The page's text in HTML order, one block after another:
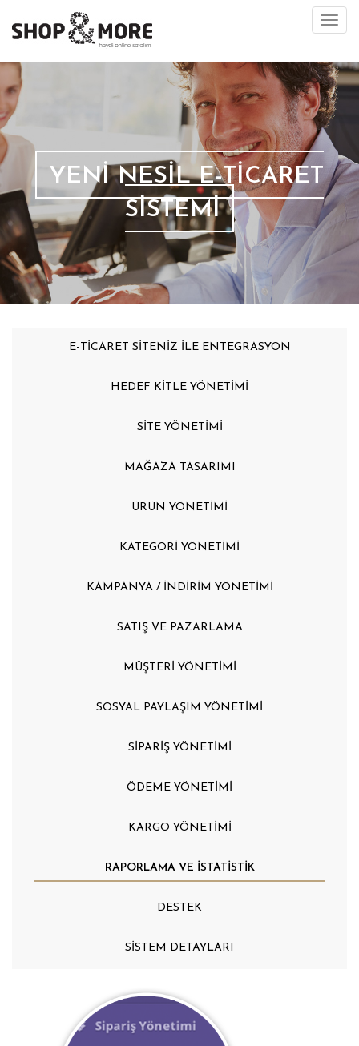
YENİ NESİL E-TİCARET
SİSTEMİ
E-TİCARET SİTENİZ İLE ENTEGRASYON
HEDEF KİTLE YÖNETİMİ
SİTE YÖNETİMİ
MAĞAZA TASARIMI
ÜRÜN YÖNETİMİ
KATEGORİ YÖNETİMİ
KAMPANYA / İNDİRİM YÖNETİMİ
SATIŞ VE PAZARLAMA
MÜŞTERİ YÖNETİMİ
SOSYAL PAYLAŞIM YÖNETİMİ
SİPARİŞ YÖNETİMİ
ÖDEME YÖNETİMİ
KARGO YÖNETİMİ
RAPORLAMA VE İSTATİSTİK
DESTEK
SİSTEM DETAYLARI